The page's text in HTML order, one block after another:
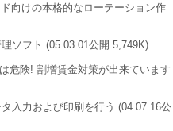
向けの本格的なローテーション作
ソフト (05.03.01公開 5,749K)
危険! 割増賃金対策が出来ています
入力および印刷を行う (04.07.16公